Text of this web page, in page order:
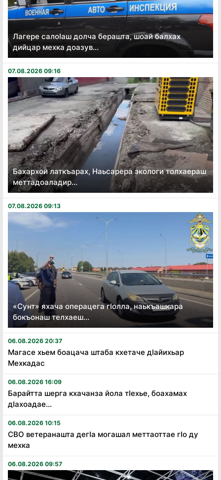
Лагере салоӏаш долча берашта, шоай балхах
дийцар мехка доазув...
07.08.2026 09:16
Бахархой латкъарах, Наьсарера экологи толхаераш
меттадоаладир...
07.08.2026 09:13
«Сунт» яхача операцега гӏолла, наькъашкара
бокъонаш телхаеш...
06.08.2026 20:37
Магасе хьем боацача штаба кхетаче дӏайихьар
Мехкадас
06.08.2026 16:09
Барайтта шерга кхачанза йола тӏехье, боахамах
дӏахоадае...
06.08.2026 10:15
СВО ветеранашта дегӏа могашал меттаоттае гӏо ду
мехка
06.08.2026 09:57